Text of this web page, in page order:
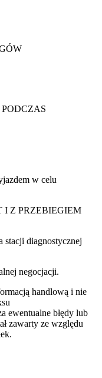
w celu
I Z PRZEBIEGIEM
stacji diagnostycznej
negocjacji.
handlową i nie
ewentualne błędy lub
zawarty ze względu